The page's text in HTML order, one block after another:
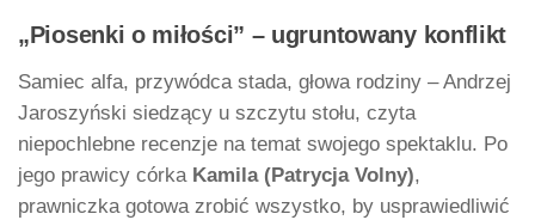
„Piosenki o miłości” – ugruntowany konflikt
Samiec alfa, przywódca stada, głowa rodziny – Andrzej
Jaroszyński siedzący u szczytu stołu, czyta
niepochlebne recenzje na temat swojego spektaklu. Po
jego prawicy córka Kamila (Patrycja Volny),
prawniczka gotowa zrobić wszystko, by usprawiedliwić